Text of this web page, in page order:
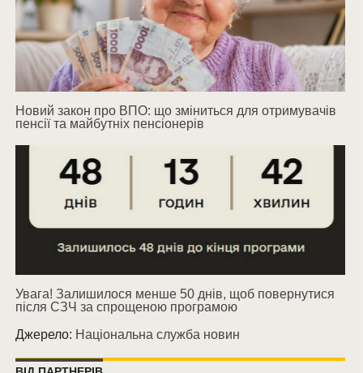
Новий закон про ВПО: що зміниться для отримувачів
пенсії та майбутніх пенсіонерів
Увага! Залишилося менше 50 днів, щоб повернутися
після СЗЧ за спрощеною програмою
Джерело: Національна служба новин